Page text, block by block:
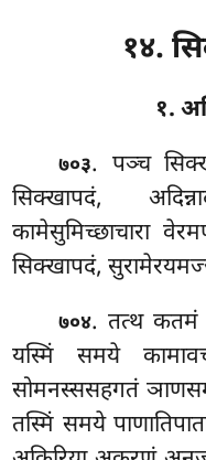
१४.
१.
७०३. पञ्च
सिक्खापदं,
कामेसुमिच्छाचारा
सिक्खापदं,
७०४. तत्थ कतमं
यस्मिं समये
सोमनस्ससहगतं
तस्मिं समये